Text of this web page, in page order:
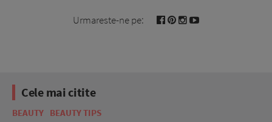
Urmareste-ne pe:
Cele mai citite
BEAUTY BEAUTY TIPS